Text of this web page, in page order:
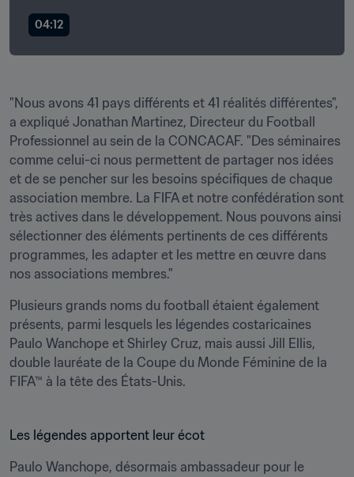
04:12
"Nous avons 41 pays différents et 41 réalités différentes",
a expliqué Jonathan Martinez, Directeur du Football
Professionnel au sein de la CONCACAF. "Des séminaires
comme celui-ci nous permettent de partager nos idées
et de se pencher sur les besoins spécifiques de chaque
association membre. La FIFA et notre confédération sont
très actives dans le développement. Nous pouvons ainsi
sélectionner des éléments pertinents de ces différents
programmes, les adapter et les mettre en œuvre dans
nos associations membres."
Plusieurs grands noms du football étaient également
présents, parmi lesquels les légendes costaricaines
Paulo Wanchope et Shirley Cruz, mais aussi Jill Ellis,
double lauréate de la Coupe du Monde Féminine de la
FIFA™ à la tête des États-Unis.
Les légendes apportent leur écot
Paulo Wanchope, désormais ambassadeur pour le